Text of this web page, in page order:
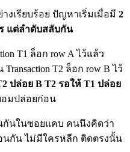
งเรียบร้อย ปัญหาเริ่มเมื่อมี 2
แต่ลำดับสลับกัน
T1 ล็อก row A ไว้แล้ว
T2 ล็อก row B ไว้
ปล่อย B T2 รอให้ T1 ปล่อย
มปล่อยก่อน
กันในซอยแคบ คนนึงคิดว่า
นกัน ไม่มีใครหลีก ติดตรงนั้น